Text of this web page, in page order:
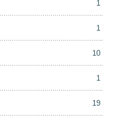
1
1
10
1
19